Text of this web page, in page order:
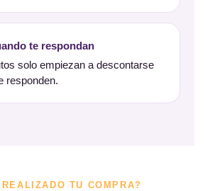
te respondan
solo empiezan a descontarse
responden.
TU COMPRA?